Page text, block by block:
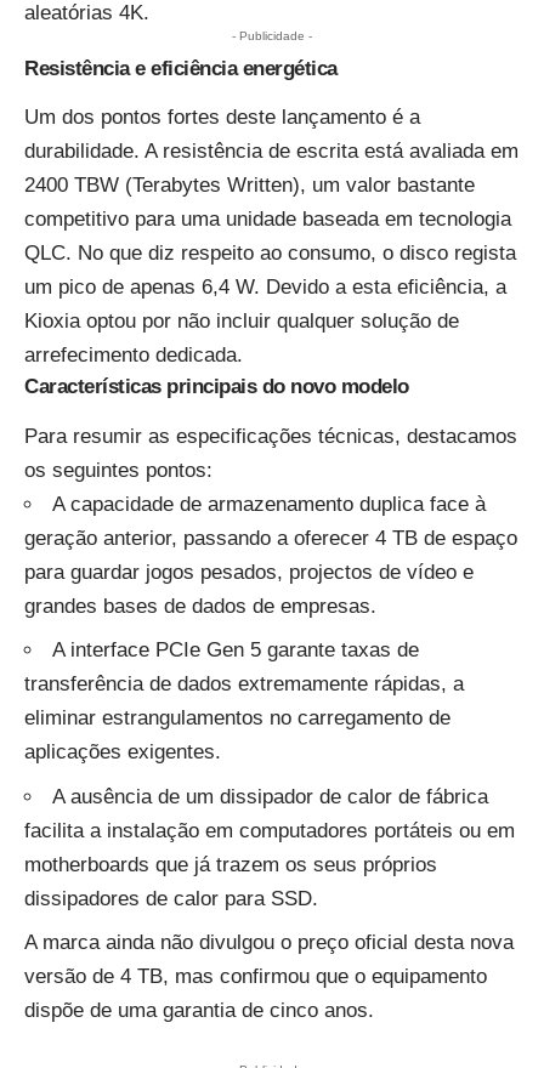
aleatórias 4K.
- Publicidade -
Resistência e eficiência energética
Um dos pontos fortes deste lançamento é a
durabilidade. A resistência de escrita está avaliada em
2400 TBW (Terabytes Written), um valor bastante
competitivo para uma unidade baseada em tecnologia
QLC. No que diz respeito ao consumo, o disco regista
um pico de apenas 6,4 W. Devido a esta eficiência, a
Kioxia optou por não incluir qualquer solução de
arrefecimento dedicada.
Características principais do novo modelo
Para resumir as especificações técnicas, destacamos
os seguintes pontos:
A capacidade de armazenamento duplica face à
geração anterior, passando a oferecer 4 TB de espaço
para guardar jogos pesados, projectos de vídeo e
grandes bases de dados de empresas.
A interface PCIe Gen 5 garante taxas de
transferência de dados extremamente rápidas, a
eliminar estrangulamentos no carregamento de
aplicações exigentes.
A ausência de um dissipador de calor de fábrica
facilita a instalação em computadores portáteis ou em
motherboards que já trazem os seus próprios
dissipadores de calor para SSD.
A marca ainda não divulgou o preço oficial desta nova
versão de 4 TB, mas confirmou que o equipamento
dispõe de uma garantia de cinco anos.